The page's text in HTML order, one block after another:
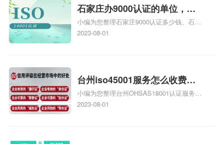
体系认证知识，详情可查看下方正文！
石家庄办9000认证的单位，石
家庄9000认证的公司
小编为您整理石家庄9000认证多少钱、石家
庄9000认证价格多少钱、石家庄9000认证
2023-08-01
台州iso45001服务怎么收费，
台州iso45001认证服务怎么收
费
小编为您整理台州OHSAS18001认证服务中
心哪家收费便宜、台州ISO9000认证，哪个
2023-08-01